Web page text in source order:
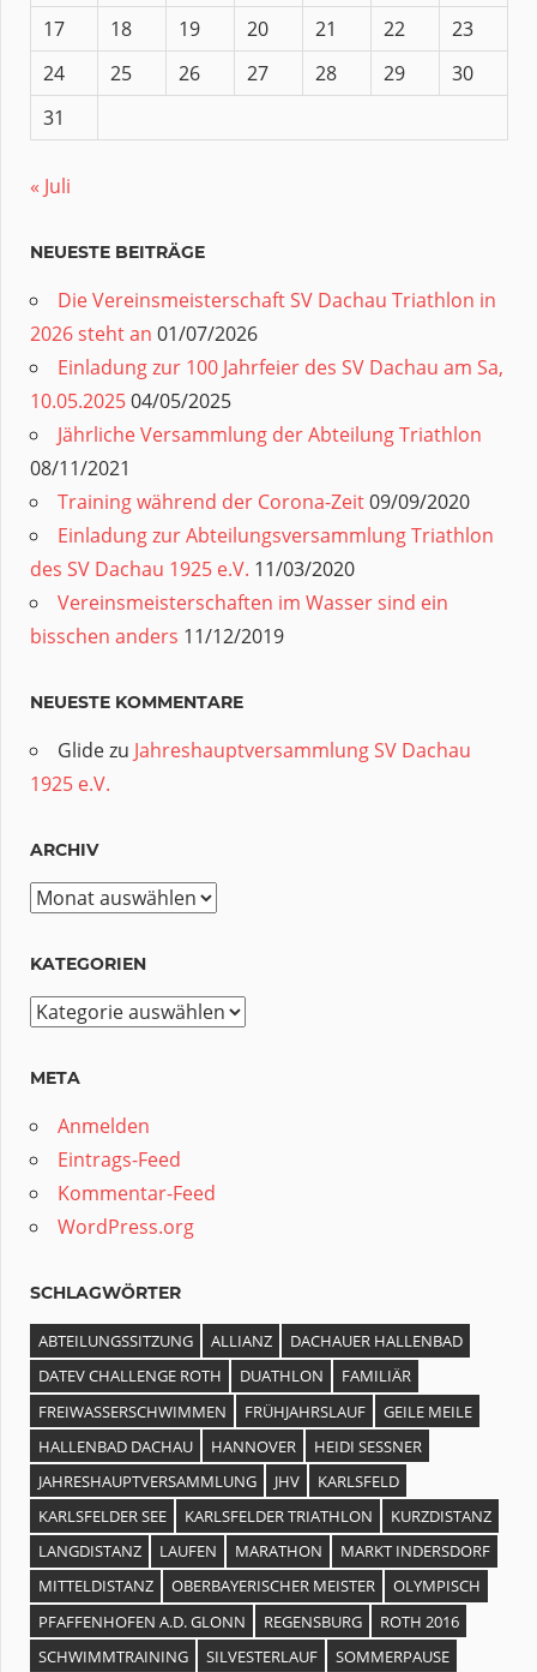
17 18 19 20 21 22
23
24
25 26 27 28 29
30
31
« Juli
NEUESTE BEITRÄGE
Die Vereinsmeisterschaft SV Dachau Triathlon in
2026 steht an 01/07/2026
Einladung zur 100 Jahrfeier des SV Dachau am Sa,
10.05.202504/05/2025
Jährliche Versammlung der Abteilung Triathlon
08/11/2021
Training während der Corona-Zeit09/09/2020
Einladung zur Abteilungsversammlung Triathlon
des SV Dachau 1925 e.V. 11/03/2020
Vereinsmeisterschaften im Wasser sind ein
bisschen anders 11/12/2019
NEUESTE KOMMENTARE
Glidezu Jahreshauptversammlung SV Dachau
1925 e.V.
ARCHIV
Archiv
KATEGORIEN
Kategorien
META
Anmelden
Eintrags-Feed
Kommentar-Feed
WordPress.org
SCHLAGWÖRTER
ABTEILUNGSSITZUNG ALLIANZ
DACHAUER HALLENBAD
DATEV CHALLENGE ROTH
DUATHLON
FAMILIÄR
FREIWASSERSCHWIMMEN
FRÜHJAHRSLAUF
GEILE MEILE
HALLENBAD DACHAU
HANNOVER
HEIDI SESSNER
JAHRESHAUPTVERSAMMLUNG
JHV
KARLSFELD
KARLSFELDER SEE
KARLSFELDER TRIATHLON
KURZDISTANZ
LANGDISTANZ
LAUFEN MARATHON
MARKT INDERSDORF
MITTELDISTANZ
OBERBAYERISCHER MEISTER
OLYMPISCH
PFAFFENHOFEN A.D. GLONN
REGENSBURG
ROTH 2016
SCHWIMMTRAINING
SILVESTERLAUF
SOMMERPAUSE